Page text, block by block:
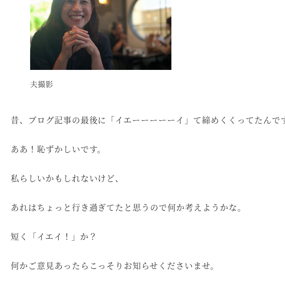
夫撮影
昔、ブログ記事の最後に「イエーーーーーイ」て締めくくってたんで
ああ！恥ずかしいです。
私らしいかもしれないけど、
あれはちょっと行き過ぎてたと思うので何か考えようかな。
短く「イエイ！」か？
何かご意見あったらこっそりお知らせくださいませ。